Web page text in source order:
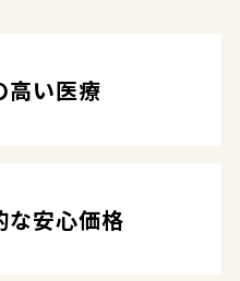
高い医療
な安心価格